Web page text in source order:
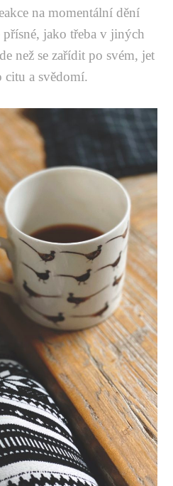
na momentální dění
přísné, jako třeba v jiných
než se zařídit po svém, jet
citu a svědomí.